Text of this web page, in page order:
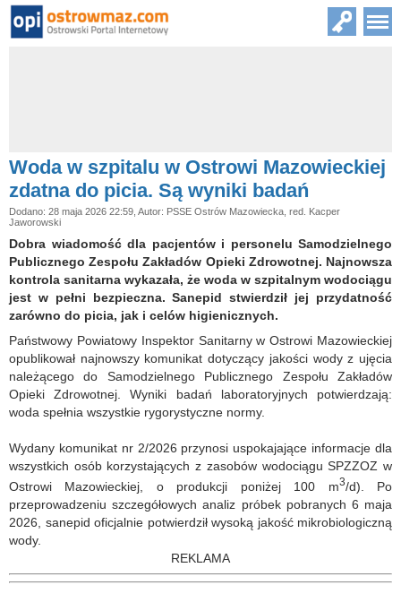
Woda w szpitalu w Ostrowi Mazowieckiej
zdatna do picia. Są wyniki badań
Dodano: 28 maja 2026 22:59, Autor: PSSE Ostrów Mazowiecka, red. Kacper
Jaworowski
Dobra wiadomość dla pacjentów i personelu Samodzielnego
Publicznego Zespołu Zakładów Opieki Zdrowotnej. Najnowsza
kontrola sanitarna wykazała, że woda w szpitalnym wodociągu
jest w pełni bezpieczna. Sanepid stwierdził jej przydatność
zarówno do picia, jak i celów higienicznych.
Państwowy Powiatowy Inspektor Sanitarny w Ostrowi Mazowieckiej
opublikował najnowszy komunikat dotyczący jakości wody z ujęcia
należącego do Samodzielnego Publicznego Zespołu Zakładów
Opieki Zdrowotnej. Wyniki badań laboratoryjnych potwierdzają:
woda spełnia wszystkie rygorystyczne normy.
Wydany komunikat nr 2/2026 przynosi uspokajające informacje dla
wszystkich osób korzystających z zasobów wodociągu SPZZOZ w
Ostrowi Mazowieckiej, o produkcji poniżej 100 m3/d). Po
przeprowadzeniu szczegółowych analiz próbek pobranych 6 maja
2026, sanepid oficjalnie potwierdził wysoką jakość mikrobiologiczną
wody.
REKLAMA